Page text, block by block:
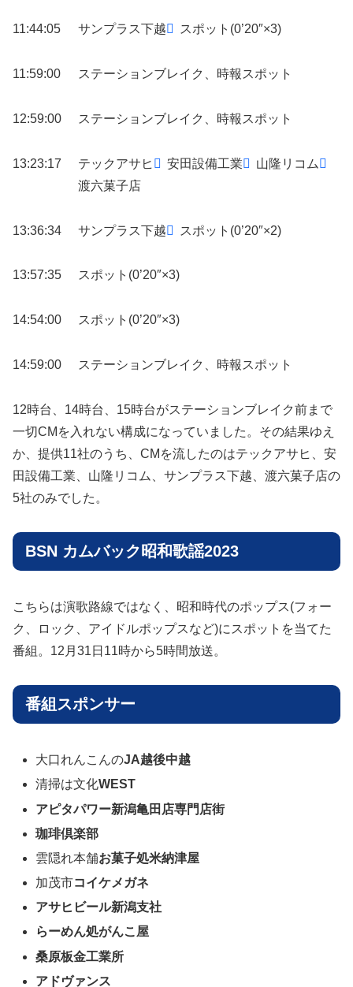
11:44:05 サンプラス下越 スポット(0’20″×3)
11:59:00 ステーションブレイク、時報スポット
12:59:00 ステーションブレイク、時報スポット
13:23:17 テックアサヒ 安田設備工業
山隆リコム
渡六菓子店
13:36:34 サンプラス下越 スポット(0’20″×2)
13:57:35 スポット(0’20″×3)
14:54:00 スポット(0’20″×3)
14:59:00 ステーションブレイク、時報スポット
12時台、14時台、15時台がステーションブレイク前まで
一切CMを入れない構成になっていました。その結果ゆえ
か、提供11社のうち、CMを流したのはテックアサヒ、安
田設備工業、山隆リコム、サンプラス下越、渡六菓子店の
5社のみでした。
BSN カムバック昭和歌謡2023
こちらは演歌路線ではなく、昭和時代のポップス(フォー
ク、ロック、アイドルポップスなど)にスポットを当てた
番組。12月31日11時から5時間放送。
番組スポンサー
大口れんこんのJA越後中越
清掃は文化WEST
アピタパワー新潟亀田店専門店街
珈琲倶楽部
雲隠れ本舗お菓子処米納津屋
加茂市コイケメガネ
アサヒビール新潟支社
らーめん処がんこ屋
桑原板金工業所
アドヴァンス